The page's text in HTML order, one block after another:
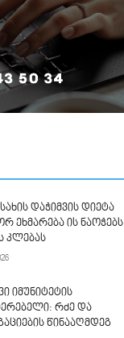
დაჭიმვის დიეტა
ეხმარება ის ნაოჭებს
კლებას
იმუნიტეტის
რძე და
წინააღმდეგ